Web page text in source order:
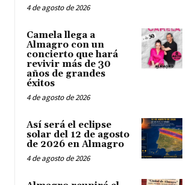
4 de agosto de 2026
Camela llega a
Almagro con un
concierto que hará
revivir más de 30
años de grandes
éxitos
4 de agosto de 2026
Así será el eclipse
solar del 12 de agosto
de 2026 en Almagro
4 de agosto de 2026